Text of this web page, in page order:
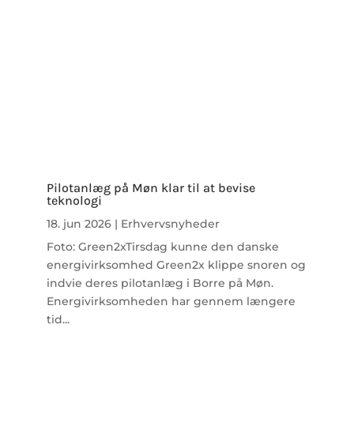
Pilotanlæg på Møn klar til at bevise
teknologi
18. jun 2026 | Erhvervsnyheder
Foto: Green2xTirsdag kunne den danske
energivirksomhed Green2x klippe snoren og
indvie deres pilotanlæg i Borre på Møn.
Energivirksomheden har gennem længere
tid...